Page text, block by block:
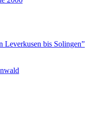
Leverkusen bis Solingen”